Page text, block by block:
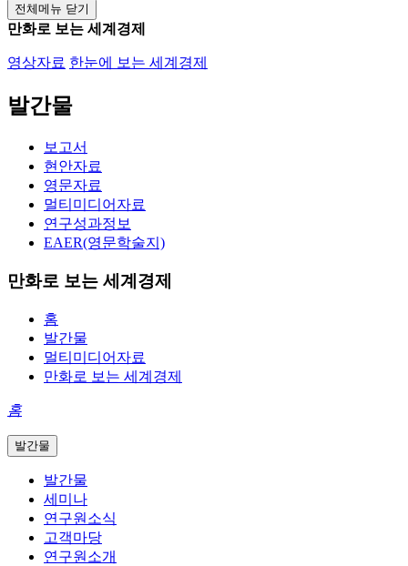
전체메뉴 닫기
만화로 보는 세계경제
영상자료 한눈에 보는 세계경제
발간물
보고서
현안자료
영문자료
멀티미디어자료
연구성과정보
EAER(영문학술지)
만화로 보는 세계경제
홈
발간물
멀티미디어자료
만화로 보는 세계경제
홈
발간물
발간물
세미나
연구원소식
고객마당
연구원소개